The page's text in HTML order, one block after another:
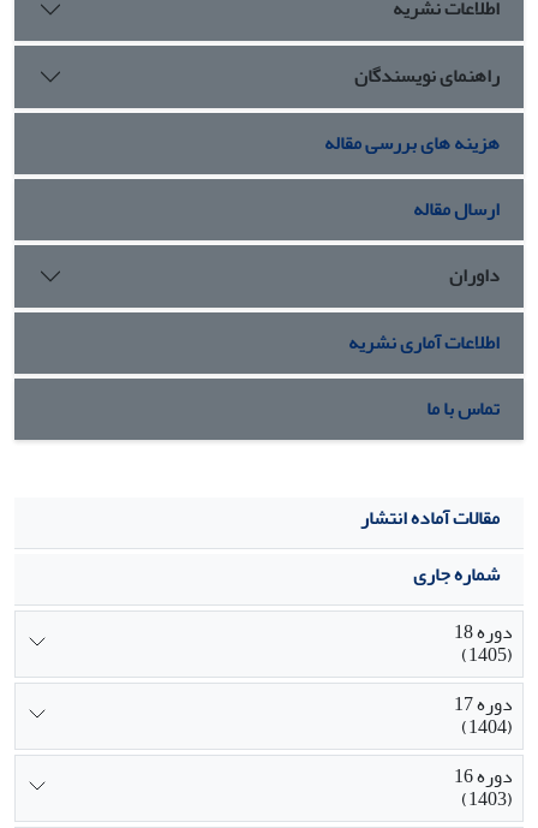
اطلاعات نشریه
راهنمای نویسندگان
هزینه های بررسی مقاله
ارسال مقاله
داوران
اطلاعات آماری نشریه
تماس با ما
مقالات آماده انتشار
شماره جاری
دوره 18
(1405)
دوره 17
(1404)
دوره 16
(1403)